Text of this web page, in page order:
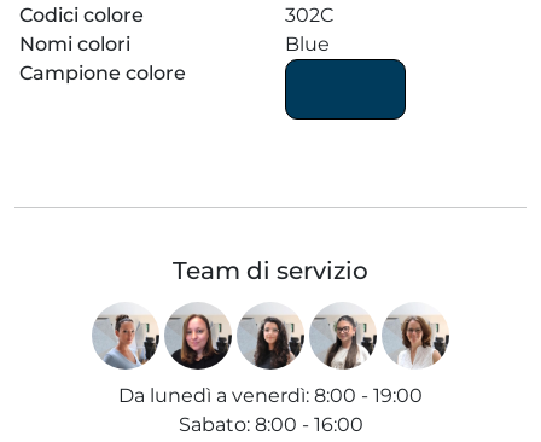
Codici colore
302C
Nomi colori
Blue
Campione colore
Team di servizio
Da lunedì a venerdì: 8:00 - 19:00
Sabato: 8:00 - 16:00